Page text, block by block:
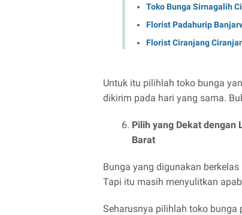
Toko Bunga Sirnagalih
Florist Padahurip
Florist Ciranjang
Untuk itu pilihlah toko bunga
dikirim pada hari yang sama.
Pilih yang Dekat dengan
Barat
Bunga yang digunakan
Tapi itu masih menyulitkan
Seharusnya pilihlah toko bunga